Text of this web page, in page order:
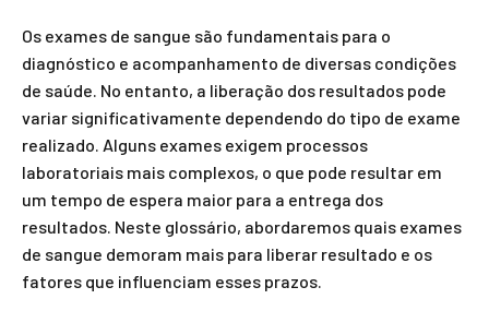
Os exames de sangue são fundamentais para o
diagnóstico e acompanhamento de diversas condições
de saúde. No entanto, a liberação dos resultados pode
variar significativamente dependendo do tipo de exame
realizado. Alguns exames exigem processos
laboratoriais mais complexos, o que pode resultar em
um tempo de espera maior para a entrega dos
resultados. Neste glossário, abordaremos quais exames
de sangue demoram mais para liberar resultado e os
fatores que influenciam esses prazos.